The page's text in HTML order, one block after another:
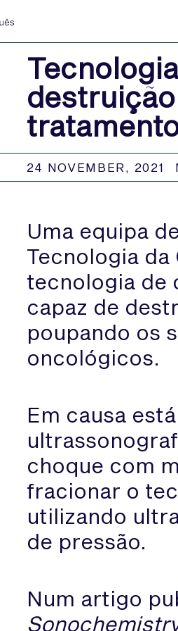
24 NOVEMBER, 2021
Uma equipa
Tecnologia da
tecnologia de
capaz de
poupando os
oncológicos.
Em causa
choque com
fracionar o
utilizando
de pressão.
Num artigo